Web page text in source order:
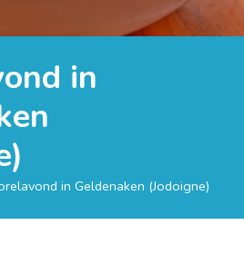
in
in Geldenaken (Jodoigne)